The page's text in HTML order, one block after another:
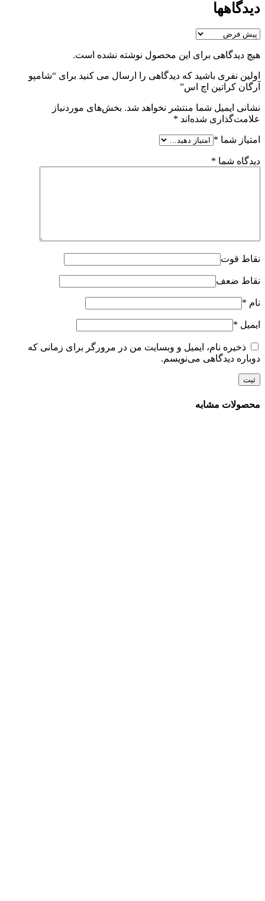
دیدگاهها
هیچ دیدگاهی برای این محصول نوشته نشده است.
اولین نفری باشید که دیدگاهی را ارسال می کنید برای “شامپو
آرگان کراتین اچ اس”
نشانی ایمیل شما منتشر نخواهد شد. بخش‌های موردنیاز
علامت‌گذاری شده‌اند *
امتیاز شما *
دیدگاه شما *
نقاط قوت
نقاط ضعف
نام *
ایمیل *
ذخیره نام، ایمیل و وبسایت من در مرورگر برای زمانی که
دوباره دیدگاهی می‌نویسم.
محصولات مشابه